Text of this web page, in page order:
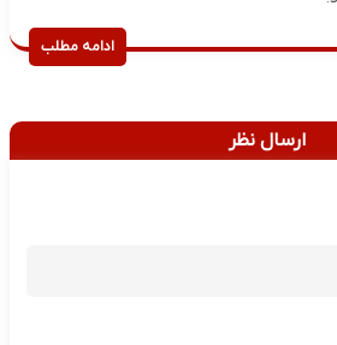
ادامه مطلب
ارسال نظر